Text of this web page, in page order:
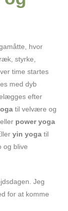
hvor
styrke,
time startes
med dyb
efter
til velvære og
power yoga
yin yoga til
og blive
Jeg
for at komme